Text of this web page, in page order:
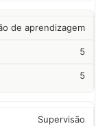
de aprendizagem
5
5
Supervisão